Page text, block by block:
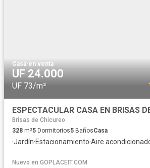
Casa·en venta
UF 24.000
UF 73/m²
ESPECTACULAR CASA EN BRISAS
Brisas de Chicureo
328 m²5 Dormitorios5 BañosCasa
·Jardín·Estacionamiento·Aire
Nuevo en GOPLACEIT.COM